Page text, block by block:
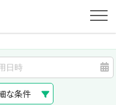
な条件